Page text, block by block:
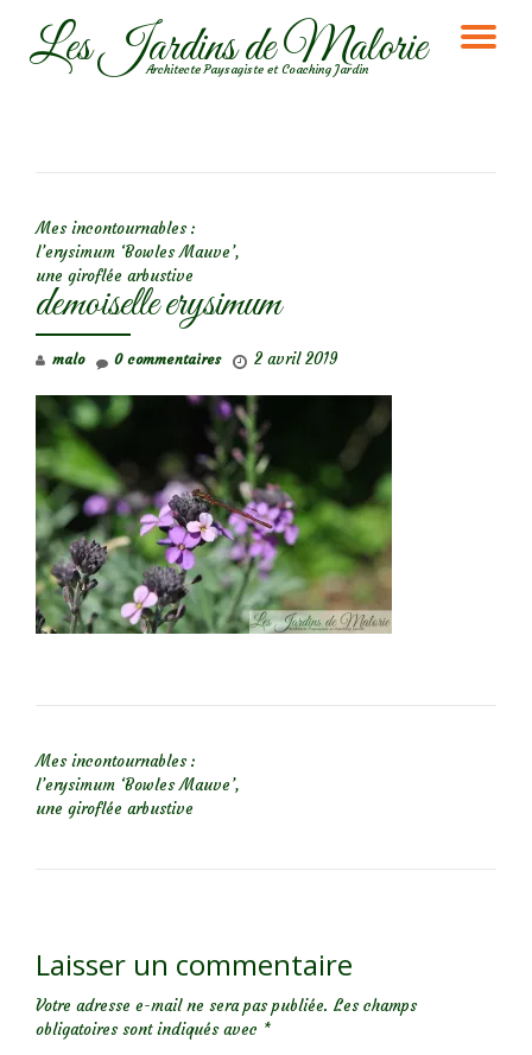
AllerLes Jardins de Malorie
Architecte Paysagiste et Coaching Jardin
Mes incontournables :
l’erysimum ‘Bowles Mauve’,
une giroflée arbustive
demoiselle erysimum
malo 2 avril 2019
0 commentaires
Mes incontournables :
l’erysimum ‘Bowles Mauve’,
une giroflée arbustive
Laisser un commentaire
Votre adresse e-mail ne sera pas publiée. Les champs
obligatoires sont indiqués avec *